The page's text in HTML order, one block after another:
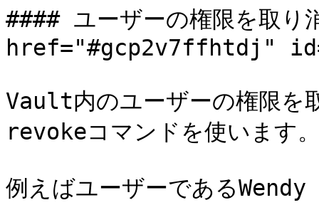
#### ユーザーの権限を取り
href="#gcp2v7ffhtdj"
Vault内のユーザーの権限
revokeコマンドを使います
例えばユーザーである